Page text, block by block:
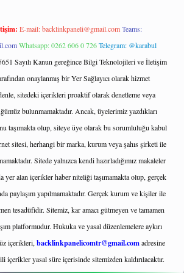
E-mail:backlinkpaneli@gmail.com Teams:
Whatsapp: 0262 606 0 726Telegram: @karabul
Sayılı Kanun gereğince Bilgi Teknolojileri ve İletişim
onaylanmış bir Yer Sağlayıcı olarak hizmet
sitedeki içerikleri proaktif olarak denetleme veya
bulunmamaktadır. Ancak, üyelerimiz yazdıkları
taşımakta olup, siteye üye olarak bu sorumluluğu kabul
sitesi, herhangi bir marka, kurum veya şahıs şirketi ile
Sitede yalnızca kendi hazırladığımız makaleler
yer alan içerikler haber niteliği taşımamakta olup, gerçek
paylaşım yapılmamaktadır. Gerçek kurum ve kişiler ile
tesadüfidir. Sitemiz, kar amacı gütmeyen ve tamamen
platformudur. Hukuka ve yasal düzenlemelere aykırı
içerikleri, backlinkpanelicomtr@gmail.comadresine
içerikler yasal süre içerisinde sitemizden kaldırılacaktır.